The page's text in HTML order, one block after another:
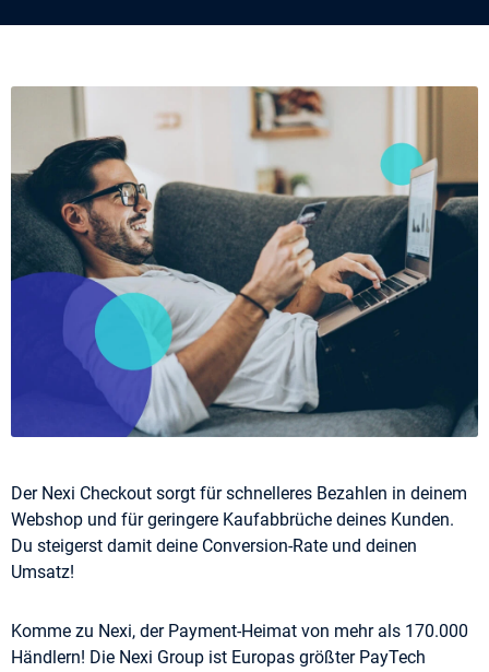
Der Nexi Checkout sorgt für schnelleres Bezahlen in deinem
Webshop und für geringere Kaufabbrüche deines Kunden.
Du steigerst damit deine Conversion-Rate und deinen
Umsatz!
Komme zu Nexi, der Payment-Heimat von mehr als 170.000
Händlern! Die Nexi Group ist Europas größter PayTech